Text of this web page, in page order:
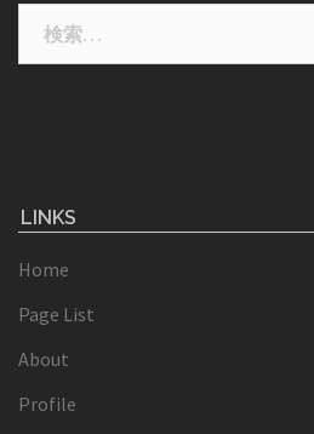
LINKS
Home
Page List
About
Profile